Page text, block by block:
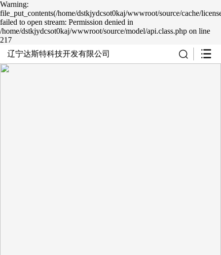
Warning:
file_put_contents(/home/dstkjydcsot0kaj/wwwroot/source/cache/
failed to open stream: Permission denied in
/home/dstkjydcsot0kaj/wwwroot/source/model/api.class.php on line
217
辽宁达斯特科技开发有限公司